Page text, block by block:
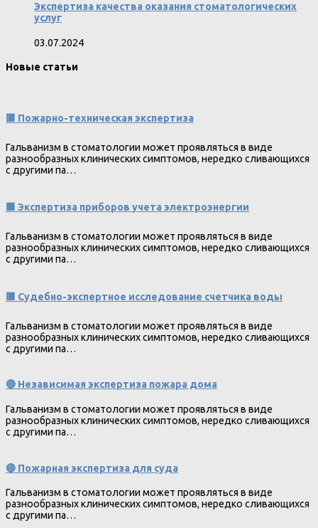
Экспертиза качества оказания стоматологических
услуг
03.07.2024
Новые статьи
🟥 Пожарно-техническая экспертиза
Гальванизм в стоматологии может проявляться в виде
разнообразных клинических симптомов, нередко сливающихся
с другими па…
🟩 Экспертиза приборов учета электроэнергии
Гальванизм в стоматологии может проявляться в виде
разнообразных клинических симптомов, нередко сливающихся
с другими па…
🟥 Судебно-экспертное исследование счетчика воды
Гальванизм в стоматологии может проявляться в виде
разнообразных клинических симптомов, нередко сливающихся
с другими па…
🔴 Независимая экспертиза пожара дома
Гальванизм в стоматологии может проявляться в виде
разнообразных клинических симптомов, нередко сливающихся
с другими па…
🔴 Пожарная экспертиза для суда
Гальванизм в стоматологии может проявляться в виде
разнообразных клинических симптомов, нередко сливающихся
с другими па…